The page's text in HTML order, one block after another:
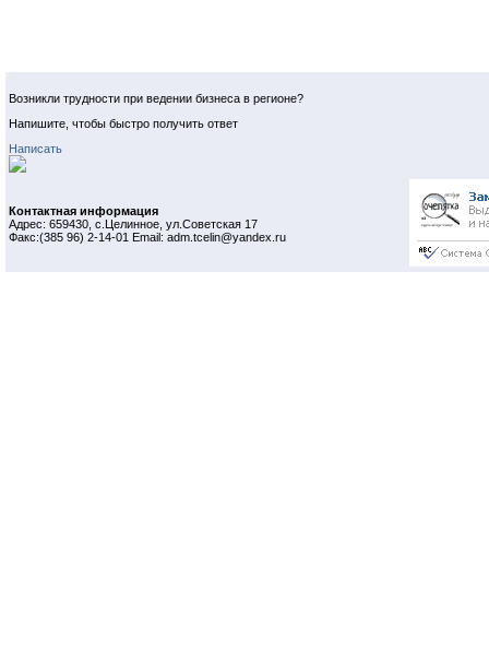
Возникли трудности при ведении бизнеса в регионе?
Напишите, чтобы быстро получить ответ
Написать
Контактная информация
Адрес: 659430, с.Целинное, ул.Советская 17
Факс:(385 96) 2-14-01 Email: adm.tcelin@yandex.ru